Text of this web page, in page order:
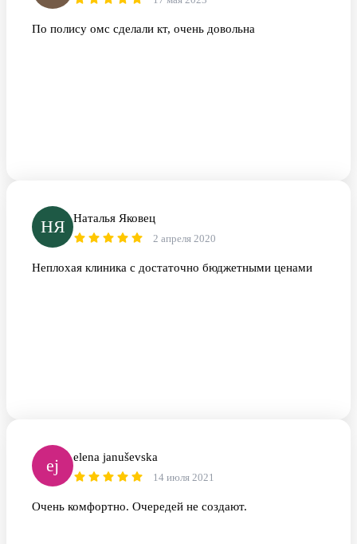
По полису омс сделали кт, очень довольна
НЯ Наталья Яковец
2 апреля 2020
Неплохая клиника с достаточно бюджетными ценами
ej elena januševska
14 июля 2021
Очень комфортно. Очередей не создают.